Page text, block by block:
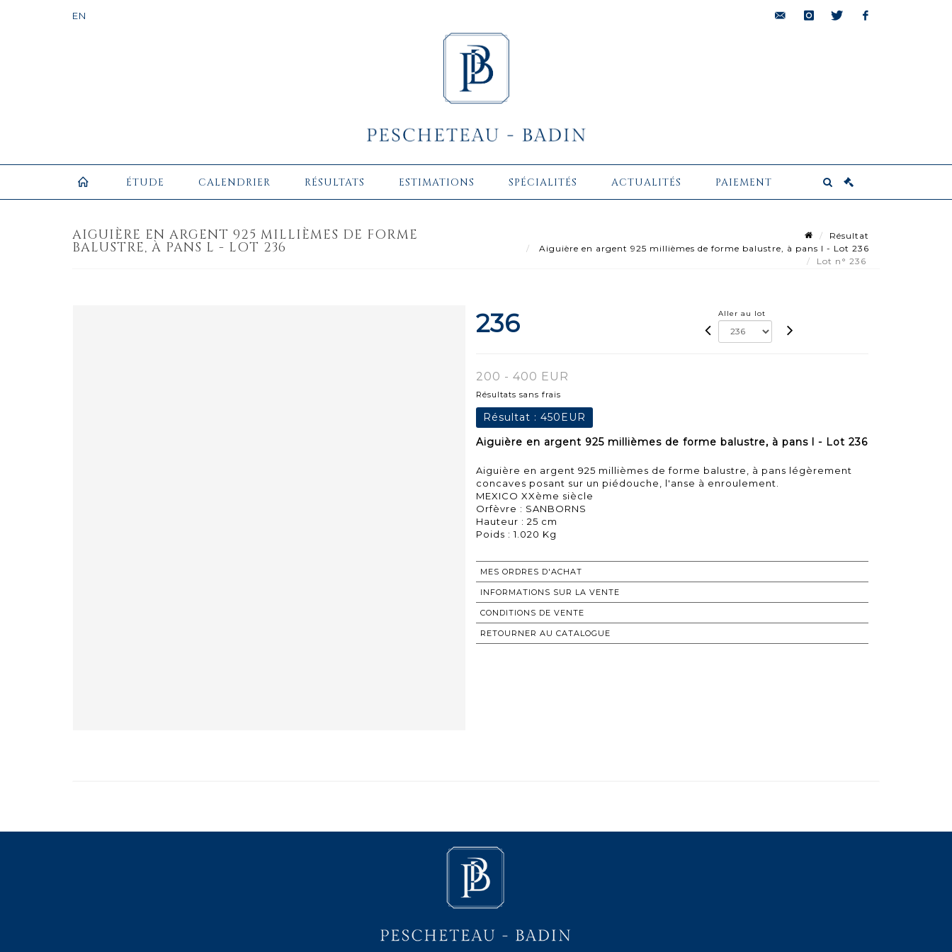
ÉTUDE CALENDRIER RÉSULTATS ESTIMATIONS SPÉCIALITÉS ACTUALITÉS PAIEMENT
AIGUIÈRE EN ARGENT 925 MILLIÈMES DE FORME
BALUSTRE, À PANS L - LOT 236
Résultat
Aiguière en argent 925 millièmes de forme balustre, à pans l - Lot 236
Lot n° 236
236 Aller au lot
200 - 400 EUR
Résultats sans frais
Résultat : 450EUR
Aiguière en argent 925 millièmes de forme balustre, à pans l - Lot 236
Aiguière en argent 925 millièmes de forme balustre, à pans légèrement
concaves posant sur un piédouche, l'anse à enroulement.
MEXICO XXème siècle
Orfèvre : SANBORNS
Hauteur : 25 cm
MES ORDRES D'ACHAT
INFORMATIONS SUR LA VENTE
CONDITIONS DE VENTE
RETOURNER AU CATALOGUE